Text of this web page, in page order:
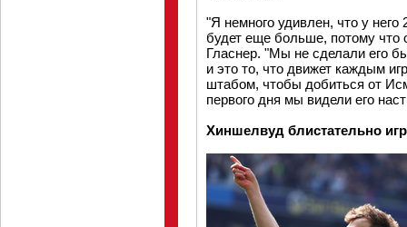
"Я немного удивлен, что у него
будет еще больше, потому что
Гласнер. "Мы не сделали его
и это то, что движет каждым
штабом, чтобы добиться от
первого дня мы видели его
Хиншелвуд блистательно